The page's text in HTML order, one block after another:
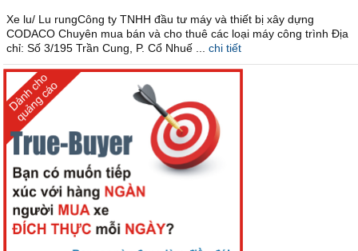
Xe lu/ Lu rungCông ty TNHH đầu tư máy và thiết bị xây dựng
CODACO Chuyên mua bán và cho thuê các loại máy công trình Địa
chỉ: Số 3/195 Trần Cung, P. Cổ Nhuế ...
chi tiết